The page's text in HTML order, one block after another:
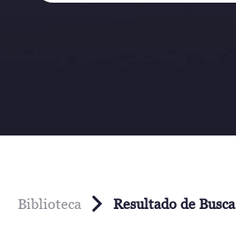
Biblioteca Resultado de Busca